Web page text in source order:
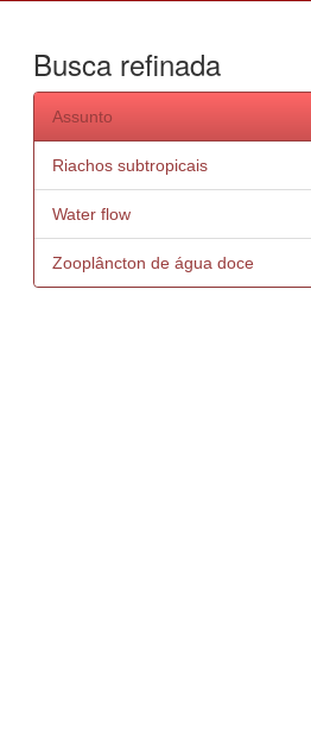
Busca refinada
Assunto
Riachos subtropicais
Water flow
Zooplâncton de água doce